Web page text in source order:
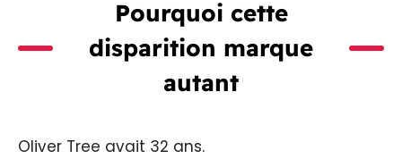
Pourquoi cette
disparition marque
autant
Oliver Tree avait 32 ans.